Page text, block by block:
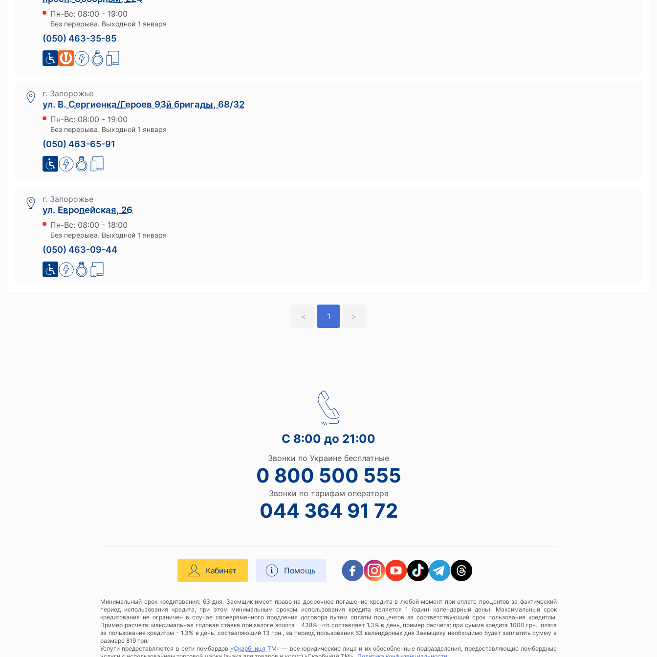
Сервисы
Хранение ценностей
Как получить бонусы
Пн-Вс: 08:00 - 19:00
Без перерыва. Выходной 1 января
(050) 463-35-85
г. Запорожье
ул. В. Сергиенка/Героев 93й бригады, 68/32
Пн-Вс: 08:00 - 19:00
Без перерыва. Выходной 1 января
(050) 463-65-91
г. Запорожье
ул. Европейская, 26
Пн-Вс: 08:00 - 18:00
Без перерыва. Выходной 1 января
(050) 463-09-44
< 1 >
С 8:00 до 21:00
Звонки по Украине бесплатные
0 800 500 555
Звонки по тарифам оператора
044 364 91 72
Кабинет Помощь
Минимальный срок кредитования: 63 дня. Заемщик имеет право на досрочное погашение кредита в любой момент при оплате процентов за фактический
период использования кредита, при этом минимальным сроком использования кредита является 1 (один) календарный день). Максимальный срок
кредитования не ограничен в случае своевременного продления договора путем оплаты процентов за соответствующий срок пользования кредитом.
Пример расчета: максимальная годовая ставка при залоге золота - 438%, что составляет 1,3% в день, пример расчета: при сумме кредита 1000 грн., плата
за пользование кредитом - 1,3% в день, составляющий 13 грн., за период пользования 63 календарных дня Заемщику необходимо будет заплатить сумму в
размере 819 грн.
Услуги предоставляются в сети ломбардов «Скарбниця ТМ»— все юридические лица и их обособленные подразделения, предоставляющие ломбардные